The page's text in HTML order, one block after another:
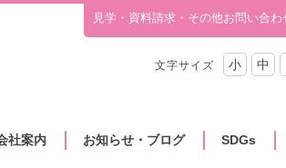
見学・資料請求・その他お問い合わ
文字サイズ 小 中
社案内 お知らせ・ブログ SDGs